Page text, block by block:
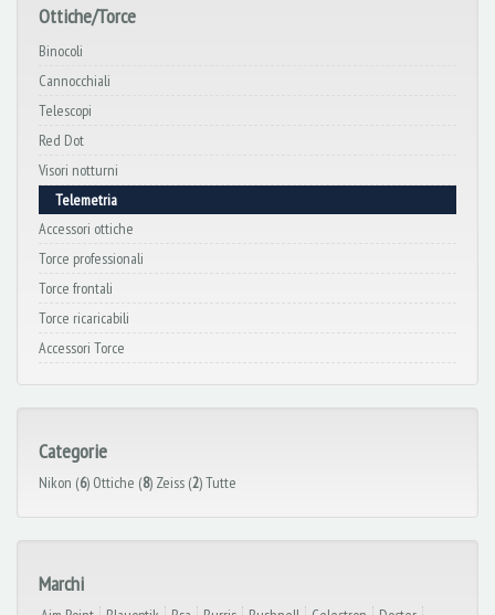
Ottiche/Torce
Binocoli
Cannocchiali
Telescopi
Red Dot
Visori notturni
Telemetria
Accessori ottiche
Torce professionali
Torce frontali
Torce ricaricabili
Accessori Torce
Categorie
Nikon (6) Ottiche (8) Zeiss (2)Tutte
Marchi